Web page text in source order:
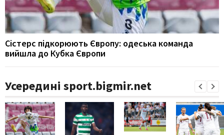
Сістерс підкорюють Європу: одеська команда
вийшла до Кубка Європи
Усередині sport.bigmir.net